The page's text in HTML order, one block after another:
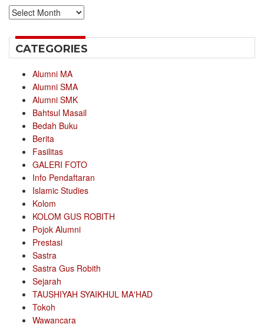
Archives
CATEGORIES
Alumni MA
Alumni SMA
Alumni SMK
Bahtsul Masail
Bedah Buku
Berita
Fasilitas
GALERI FOTO
Info Pendaftaran
Islamic Studies
Kolom
KOLOM GUS ROBITH
Pojok Alumni
Prestasi
Sastra
Sastra Gus Robith
Sejarah
TAUSHIYAH SYAIKHUL MA'HAD
Tokoh
Wawancara